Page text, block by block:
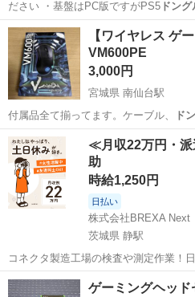
ださい ・基盤はPC版ですがPS5ドング
す…
大阪 八尾市 久宝寺駅 テレ
【ワイヤレス ゲ
VM600PE
3,000円
宮城県 南仙台駅
付属品全て揃ってます。ケーブル、
ド
す。 ゲーミ…
宮城 仙台市 南仙台駅 周辺
≪月収22万円・
助
時給1,250円
日払い
株式会社BREXA Next
茨城県 静駅
コネクタ製造工場の検査や測定作業！
日128日★クリーンルーム内作業★マイ
★就業先食堂利用可！日払い制度あり！《
茨城 常陸大宮市 静駅 その
ゲーミングヘッ